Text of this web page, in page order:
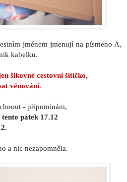
jménem jmenují na písmeno A,
kabelku.
šikovné cestovní šitíčko,
věnování.
- připomínám,
pátek 17.12
a nic nezapomněla.